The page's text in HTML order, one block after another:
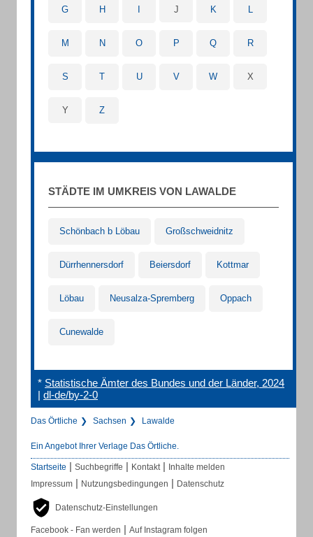
G H J K L
M N O P Q R
S T U V W X
Y Z
STÄDTE IM UMKREIS VON LAWALDE
Schönbach b Löbau Großschweidnitz
Dürrhennersdorf Beiersdorf Kottmar
Löbau Neusalza-Spremberg Oppach
Cunewalde
* Statistische Ämter des Bundes und der Länder, 2024
| dl-de/by-2-0
Das Örtliche Sachsen Lawalde
Ein Angebot Ihrer Verlage Das Örtliche.
Startseite | Suchbegriffe | Kontakt | Inhalte melden
Impressum | Nutzungsbedingungen | Datenschutz
Datenschutz-Einstellungen
Facebook - Fan werden | Auf Instagram folgen